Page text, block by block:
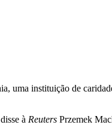
instituição de
à Reuters Przemek